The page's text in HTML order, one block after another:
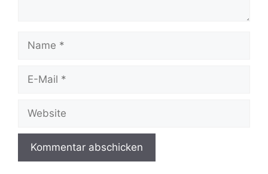
Name
Website